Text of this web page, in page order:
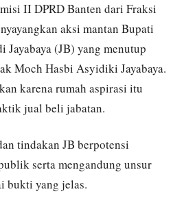
II DPRD Banten dari Fraksi
aksi mantan Bupati
(JB) yang menutup
Moch Hasbi Asyidiki Jayabaya.
karena rumah aspirasi itu
jual beli jabatan.
tindakan JB berpotensi
serta mengandung unsur
bukti yang jelas.